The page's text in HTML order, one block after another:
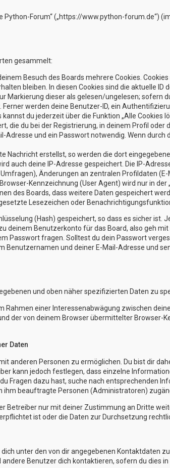
Python-Forum“ („https://www.python-forum.de“)
gesammelt:
Besuch des Boards mehrere Cookies.
bleiben. In diesen Cookies sind die aktuelle
Markierung dieser als gelesen/ungelesen;
werden deine Benutzer-ID, ein
du jederzeit über die Funktion „Alle Cookies
die du bei der Registrierung, in deinem Profil
Adresse und ein Passwort notwendig. Wenn
Nachricht erstellst, so werden die dort
auch deine IP-Adresse gespeichert. Die IP-
Änderungen an zentralen Profildaten
Kennzeichnung (User Agent) wird nur in
des Boards, dass weitere Daten gespeichert
Lesezeichen oder
(Hash) gespeichert, so dass es sicher
deinem Benutzerkonto für das Board, also geh
Passwort fragen. Solltest du dein Passwort
Benutzernamen und deiner E-Mail-Adresse und
und oben näher spezifizierten Daten zu
Rahmen einer Interessenabwägung zwischen
der von deinem Browser übermittelter Browser-
Daten
anderen Personen zu ermöglichen. Du bist dir
kann jedoch festlegen, dass einzelne
Fragen dazu hast, suche nach entsprechenden
ihm beauftragte Personen (Administratoren)
Betreiber nur mit deiner Zustimmung an Dritte
ist oder die Daten zur Durchsetzung
unter den von dir angegebenen Kontaktdaten
Benutzer dich kontaktieren, sofern du dies